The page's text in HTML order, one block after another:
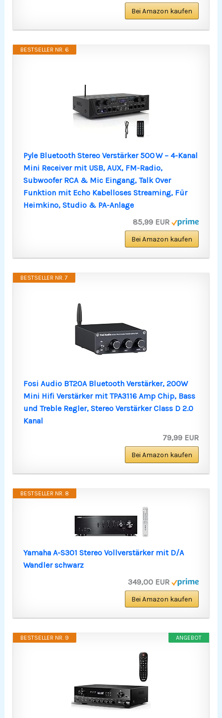
Bei Amazon kaufen
BESTSELLER NR. 6
Pyle Bluetooth Stereo Verstärker 500 W – 4-Kanal
Mini Receiver mit USB, AUX, FM-Radio,
Subwoofer RCA & Mic Eingang, Talk Over
Funktion mit Echo Kabelloses Streaming, Für
Heimkino, Studio & PA-Anlage
85,99 EUR
Bei Amazon kaufen
BESTSELLER NR. 7
Fosi Audio BT20A Bluetooth Verstärker, 200W
Mini Hifi Verstärker mit TPA3116 Amp Chip, Bass
und Treble Regler, Stereo Verstärker Class D 2.0
Kanal
79,99 EUR
Bei Amazon kaufen
BESTSELLER NR. 8
Yamaha A-S301 Stereo Vollverstärker mit D/A
Wandler schwarz
349,00 EUR
Bei Amazon kaufen
ANGEBOT
BESTSELLER NR. 9